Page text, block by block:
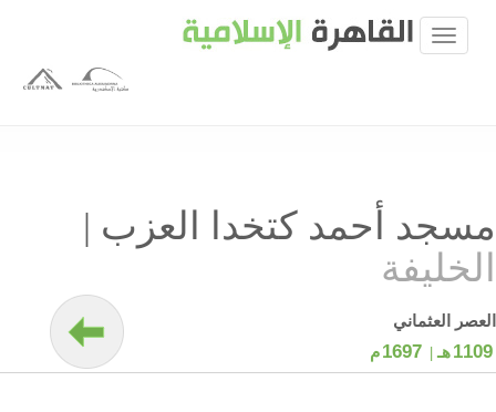
مسجد أحمد كتخدا العزب |
الخليفة
العصر العثماني
1109هـ | 1697 م